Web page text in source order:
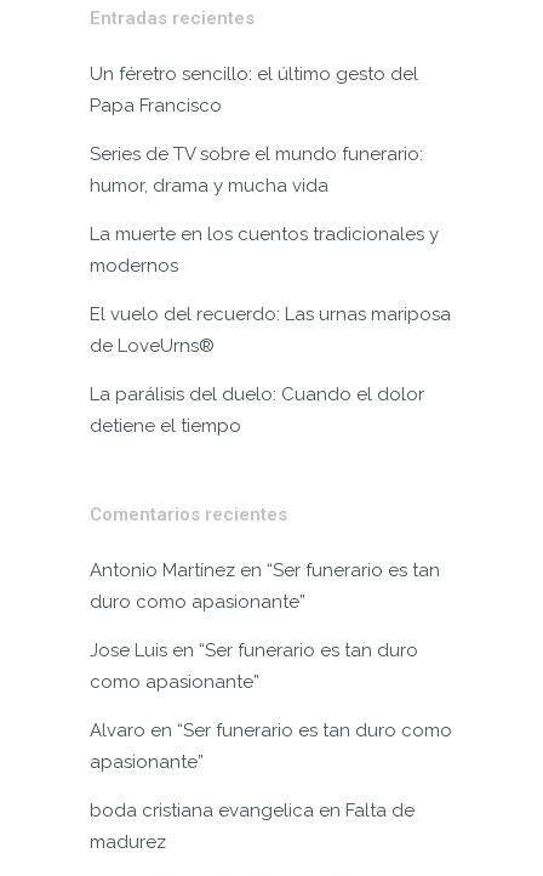
Entradas recientes
Un féretro sencillo: el último gesto del
Papa Francisco
Series de TV sobre el mundo funerario:
humor, drama y mucha vida
La muerte en los cuentos tradicionales y
modernos
El vuelo del recuerdo: Las urnas mariposa
de LoveUrns®
La parálisis del duelo: Cuando el dolor
detiene el tiempo
Comentarios recientes
Antonio Martínez en “Ser funerario es tan
duro como apasionante”
Jose Luis en “Ser funerario es tan duro
como apasionante”
Alvaro en “Ser funerario es tan duro como
apasionante”
boda cristiana evangelica en Falta de
madurez